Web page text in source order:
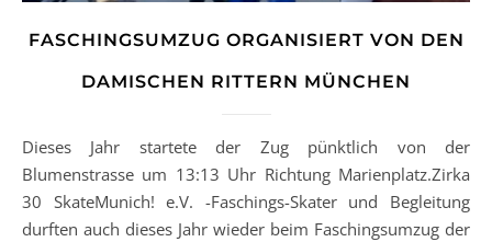
FASCHINGSUMZUG ORGANISIERT VON DEN
DAMISCHEN RITTERN MÜNCHEN
Dieses Jahr startete der Zug pünktlich von der
Blumenstrasse um 13:13 Uhr Richtung Marienplatz.Zirka
30 SkateMunich! e.V. -Faschings-Skater und Begleitung
durften auch dieses Jahr wieder beim Faschingsumzug der